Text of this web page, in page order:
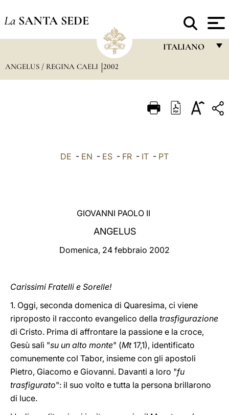
La SANTA SEDE
ITALIANO
ITALIANO
LATINE
ANGELUS / REGINA CAELI 2002
DE - EN - ES - FR - IT - PT
GIOVANNI PAOLO II
ANGELUS
Domenica, 24 febbraio 2002
Carissimi Fratelli e Sorelle!
1. Oggi, seconda domenica di Quaresima, ci viene
riproposto il racconto evangelico della trasfigurazione
di Cristo. Prima di affrontare la passione e la croce,
Gesù salì "su un alto monte" (Mt17,1), identificato
comunemente col Tabor, insieme con gli apostoli
Pietro, Giacomo e Giovanni. Davanti a loro "fu
trasfigurato": il suo volto e tutta la persona brillarono
di luce.